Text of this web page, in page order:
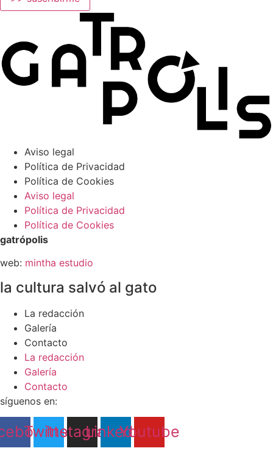
Aviso legal
Política de Privacidad
Política de Cookies
Aviso legal
Política de Privacidad
Política de Cookies
gatrópolis
web: mintha estudio
la cultura salvó al gato
La redacción
Galería
Contacto
La redacción
Galería
Contacto
síguenos en:
Twitter
Instagram
LinkedinYoutube